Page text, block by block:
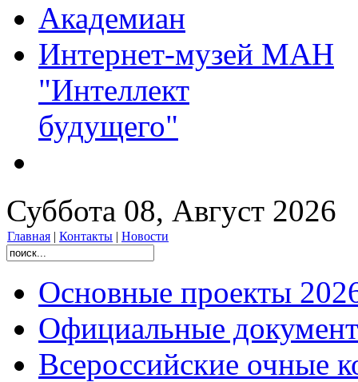
Академиан
Интернет-музей МАН
"Интеллект
будущего"
Суббота 08, Август 2026
Главная | Контакты | Новости
Основные проекты
Официальные
Всероссийские очные